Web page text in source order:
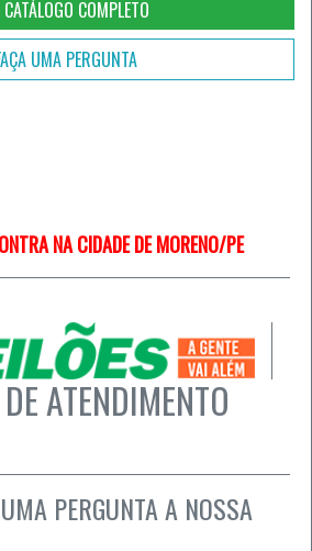
CATÁLOGO COMPLETO
UMA PERGUNTA
NA CIDADE DE MORENO/PE
ATENDIMENTO
PERGUNTA A NOSSA